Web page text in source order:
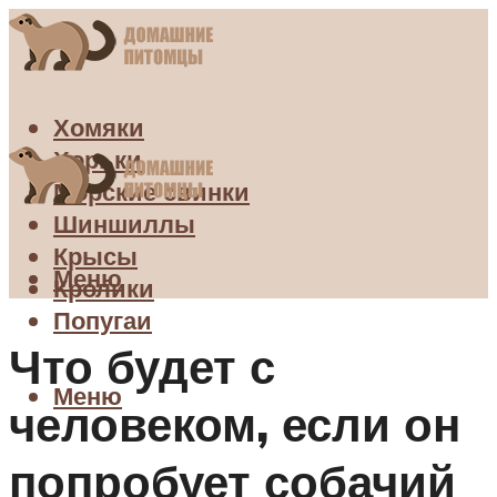
Хомяки
Хорьки
Морские свинки
Шиншиллы
Крысы
Кролики
Попугаи
Меню
Меню
Что будет с
человеком, если он
попробует собачий